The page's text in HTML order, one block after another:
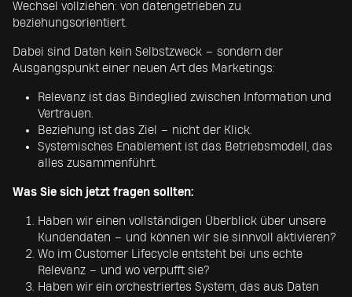
Wechsel vollziehen: von datengetrieben zu
beziehungsorientiert.
Dabei sind Daten kein Selbstzweck – sondern der
Ausgangspunkt einer neuen Art des Marketings:
Relevanz ist das Bindeglied zwischen Information und
Vertrauen.
Beziehung ist das Ziel – nicht der Klick.
Systemisches Enablement ist das Betriebsmodell, das
alles zusammenführt.
Was Sie sich jetzt fragen sollten:
Haben wir einen vollständigen Überblick über unsere
Kundendaten – und können wir sie sinnvoll aktivieren?
Wo im Customer Lifecycle entsteht bei uns echte
Relevanz – und wo verpufft sie?
Haben wir ein orchestriertes System, das aus Daten